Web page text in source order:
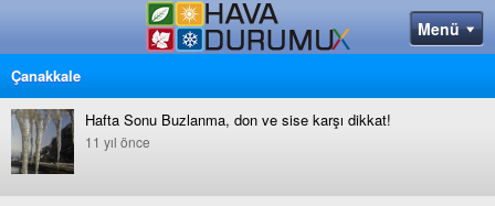
Çanakkale
Hafta Sonu Buzlanma, don ve sise karşı dikkat!
11 yıl önce